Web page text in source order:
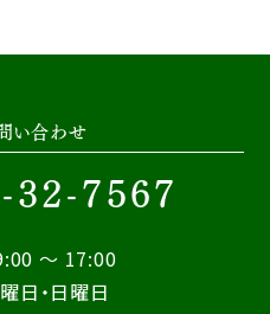
い合わせ
32-7567
～ 17:00
日・日曜日